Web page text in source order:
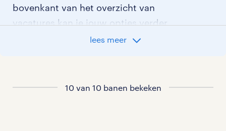
bovenkant van het overzicht van
vacatures kan je jouw opties verder
alle vacatures in helmondof hier
lees meer
10 van 10 banen bekeken